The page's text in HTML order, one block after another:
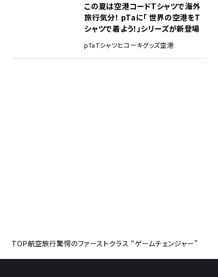
この夏は空港コードTシャツで海外
旅行気分！ pTaに「 世界の空港をT
シャツで着よう！」シリーズが新登場
pTaTシャツヒコーキグッズ空港
TOP航空旅行驚愕のファーストクラス “ゲームチェンジャー”